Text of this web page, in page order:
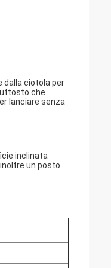
dalla ciotola per
che
lanciare senza
inclinata
un posto